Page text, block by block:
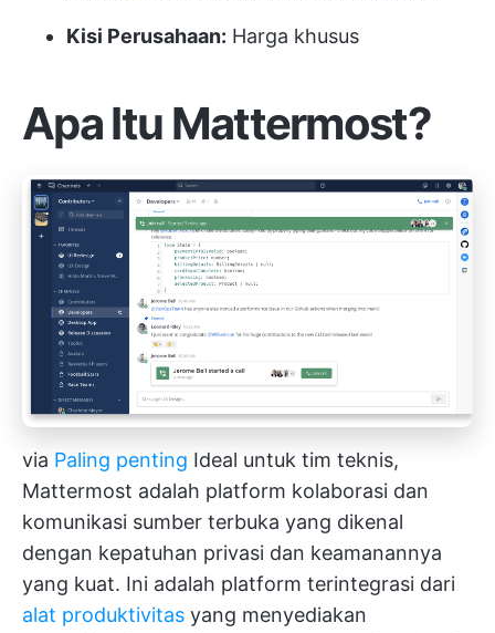
Kisi Perusahaan: Harga khusus
Apa Itu Mattermost?
via Paling penting Ideal untuk tim teknis,
Mattermost adalah platform kolaborasi dan
komunikasi sumber terbuka yang dikenal
dengan kepatuhan privasi dan keamanannya
yang kuat. Ini adalah platform terintegrasi dari
alat produktivitas yang menyediakan